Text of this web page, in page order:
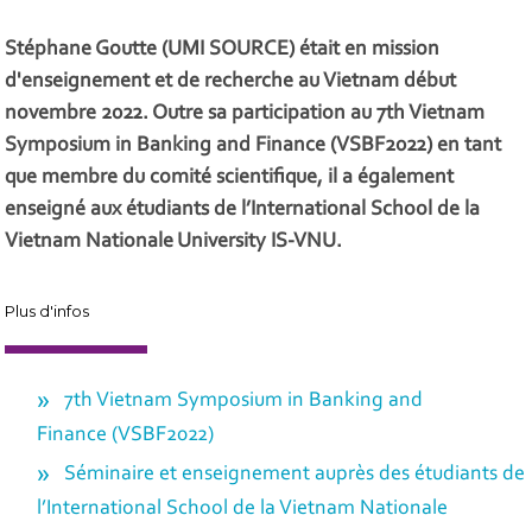
Stéphane Goutte (UMI SOURCE) était en mission
d'enseignement et de recherche au Vietnam début
novembre 2022. Outre sa participation au 7th Vietnam
Symposium in Banking and Finance (VSBF2022) en tant
que membre du comité scientifique, il a également
enseigné aux étudiants de l’International School de la
Vietnam Nationale University IS-VNU.
Plus d'infos
7th Vietnam Symposium in Banking and
Finance (VSBF2022)
Séminaire et enseignement auprès des étudiants de
l’International School de la Vietnam Nationale